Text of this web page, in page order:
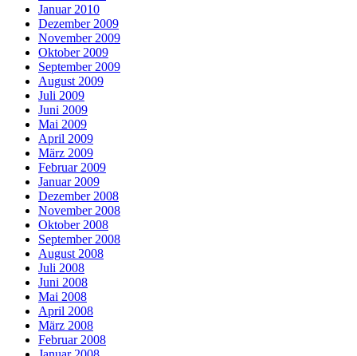
Januar 2010
Dezember 2009
November 2009
Oktober 2009
September 2009
August 2009
Juli 2009
Juni 2009
Mai 2009
April 2009
März 2009
Februar 2009
Januar 2009
Dezember 2008
November 2008
Oktober 2008
September 2008
August 2008
Juli 2008
Juni 2008
Mai 2008
April 2008
März 2008
Februar 2008